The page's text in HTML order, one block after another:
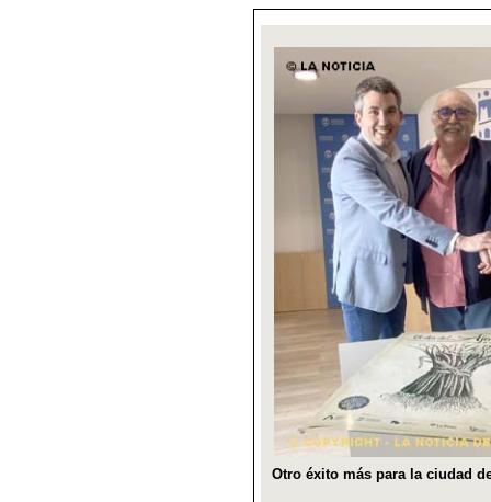
Otro éxito más para la ciudad